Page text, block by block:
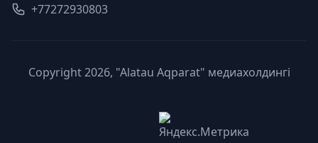
+77272930803
Copyright 2026, "Alatau Aqparat" медиахолдингі